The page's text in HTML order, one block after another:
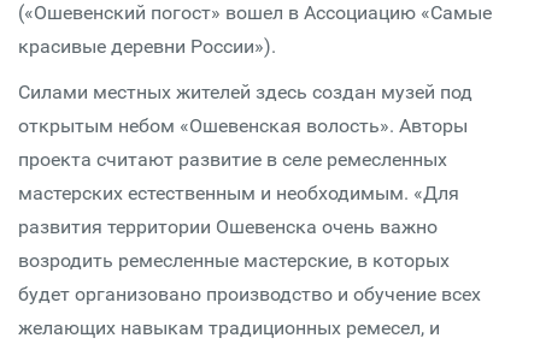
(«Ошевенский погост» вошел в Ассоциацию «Самые
красивые деревни России»).
Силами местных жителей здесь создан музей под
открытым небом «Ошевенская волость». Авторы
проекта считают развитие в селе ремесленных
мастерских естественным и необходимым. «Для
развития территории Ошевенска очень важно
возродить ремесленные мастерские, в которых
будет организовано производство и обучение всех
желающих навыкам традиционных ремесел, и